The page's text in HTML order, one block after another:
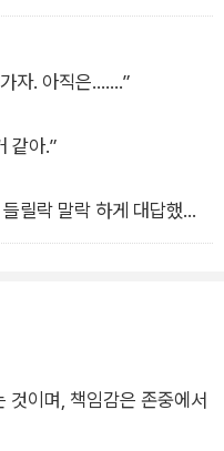
? 난 그런 무책임한 사람
제라블>을 보면 장발장이
이하다가 가석방 돼. 그리
고 시장까지 되었는데 코제
임만 지다 죽었어. 그게
아.”
. 여자들도 마찬가지야.
동에 대한 책임을 끝까지
임져.”
려고.”
어렵게 하는 불순 세력이라
지가 준 그 글귀는 지강의
.
자. 아직은…….”
같아.”
릴락 말락 하게 대답했다.
지?”
은 지강이었다. 두 아이는
것이며, 책임감은 존중에서